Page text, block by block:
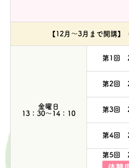
【12月～3月まで開講】
金曜日
13：30～14：10
第1回
第2回
第3回
第4回
第5回